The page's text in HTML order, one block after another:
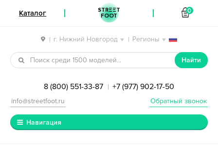
| г. Нижний Новгород | Регионы
Перейти к навигации
Перейти к содержимому
Найти
8 (800) 551-33-87 | +7 (977) 902-17-50
Обратный звонок
info@streetfoot.ru
Навигация
Каталог STREET
FOOT
0